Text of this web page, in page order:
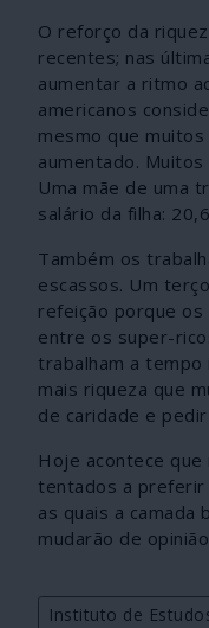
O reforço da
recentes; nas
aumentar a ritmo
americanos
mesmo que
aumentado.
Uma mãe de uma
salário da filha:
Também os
escassos. Um
refeição porque os
entre os super-
trabalham a tempo
mais riqueza que
de caridade e
Hoje acontece
tentados a preferir
as quais a
mudarão de
Instituto de